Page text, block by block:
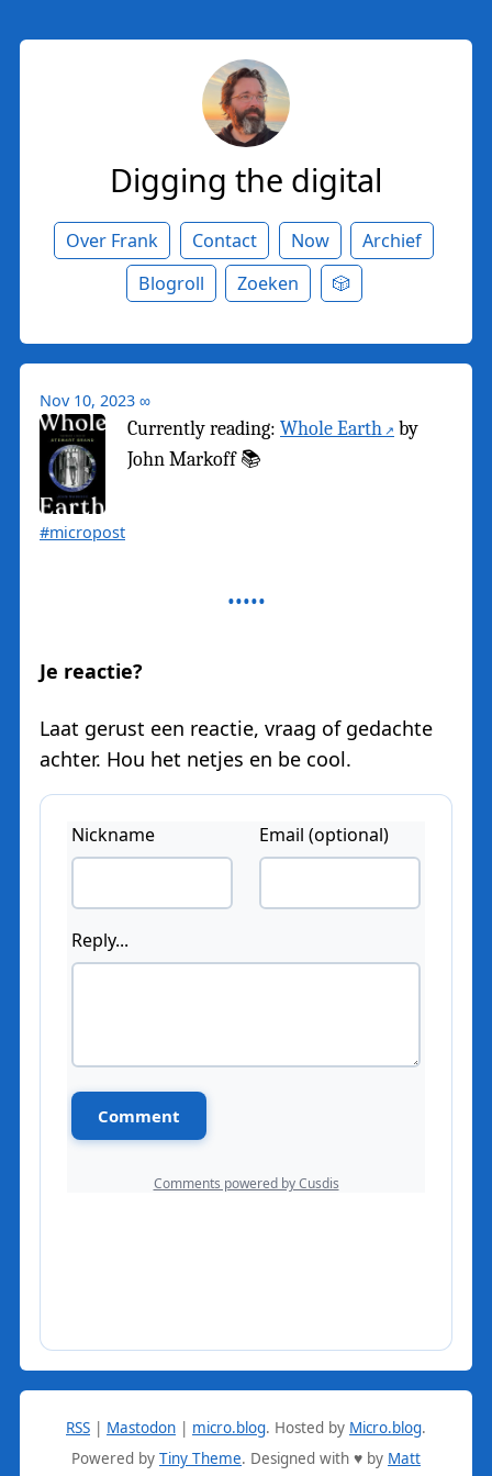
Digging the digital
Over Frank Contact Now
Archief
Blogroll
Zoeken 🎲
Nov 10, 2023 ∞
Currently reading: Whole Earth
by
John Markoff 📚
#micropost
Je reactie?
Laat gerust een reactie, vraag of gedachte
achter. Hou het netjes en be cool.
RSS | Mastodon | micro.blog. Hosted by Micro.blog.
Powered by Tiny Theme. Designed with ♥ by Matt